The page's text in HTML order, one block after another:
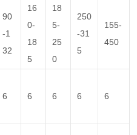
90
-1
32
16
0-
18
5
18
5-
25
0
250
-31
5
155-
450
6 6 6 6 6